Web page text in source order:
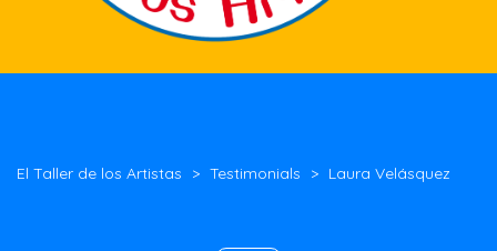
El Taller de los Artistas > Testimonials > Laura Velásquez